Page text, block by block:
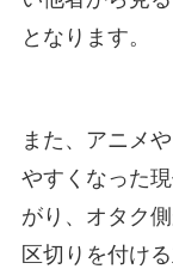
となります。
また、アニメ
やすくなった
がり、オタク
区切りを付け